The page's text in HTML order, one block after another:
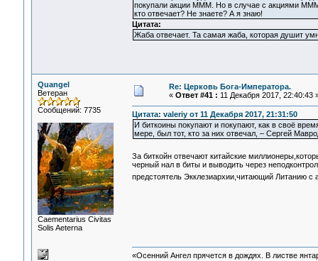
покупали акции МММ. Но в случае с акциями
кто отвечает? Не знаете? А я знаю!
Цитата:
Жаба отвечает. Та самая жаба, которая душит
Quangel
Ветеран
Сообщений: 7735
Сaementarius Civitas
Solis Aeterna
Re: Церковь Бога-Императора.
« Ответ #41 : 11 Декабря 2017, 22:40:43
Цитата: valeriy от 11 Декабря 2017, 21:31:50
И биткоины покупают и покупают, как в своё
мере, был тот, кто за них отвечал, – Сергей
За биткойн отвечают китайские
черный нал в биты и выводить через
предстоятель Экклезиархии,читающий Литанию с
«Осенний Ангел прячется в дождях. В листве